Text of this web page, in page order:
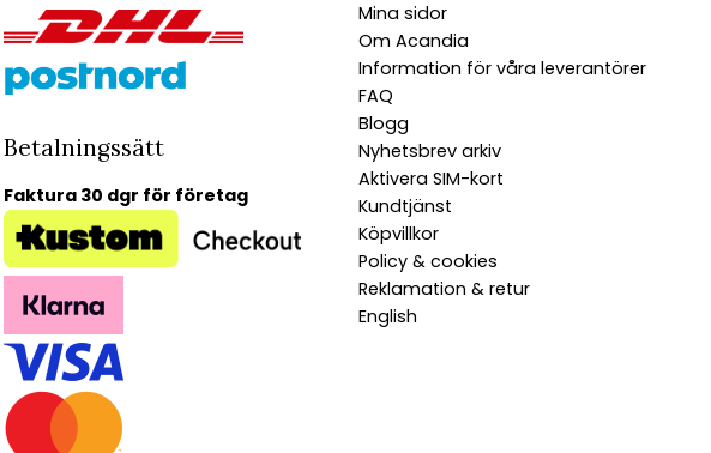
Betalningssätt
Faktura 30 dgr för företag
Mina sidor
Om Acandia
Information för våra leverantörer
FAQ
Blogg
Nyhetsbrev arkiv
Aktivera SIM-kort
Kundtjänst
Köpvillkor
Policy & cookies
Reklamation & retur
English